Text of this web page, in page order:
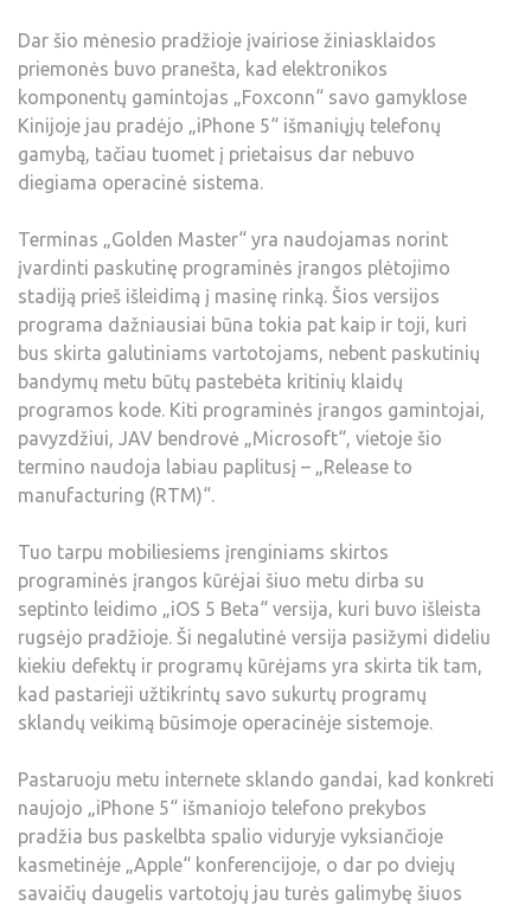
Dar šio mėnesio pradžioje įvairiose žiniasklaidos
priemonės buvo pranešta, kad elektronikos
komponentų gamintojas „Foxconn“ savo gamyklose
Kinijoje jau pradėjo „iPhone 5“ išmaniųjų telefonų
gamybą, tačiau tuomet į prietaisus dar nebuvo
diegiama operacinė sistema.
Terminas „Golden Master“ yra naudojamas norint
įvardinti paskutinę programinės įrangos plėtojimo
stadiją prieš išleidimą į masinę rinką. Šios versijos
programa dažniausiai būna tokia pat kaip ir toji, kuri
bus skirta galutiniams vartotojams, nebent paskutinių
bandymų metu būtų pastebėta kritinių klaidų
programos kode. Kiti programinės įrangos gamintojai,
pavyzdžiui, JAV bendrovė „Microsoft“, vietoje šio
termino naudoja labiau paplitusį – „Release to
manufacturing (RTM)“.
Tuo tarpu mobiliesiems įrenginiams skirtos
programinės įrangos kūrėjai šiuo metu dirba su
septinto leidimo „iOS 5 Beta“ versija, kuri buvo išleista
rugsėjo pradžioje. Ši negalutinė versija pasižymi dideliu
kiekiu defektų ir programų kūrėjams yra skirta tik tam,
kad pastarieji užtikrintų savo sukurtų programų
sklandų veikimą būsimoje operacinėje sistemoje.
Pastaruoju metu internete sklando gandai, kad konkreti
naujojo „iPhone 5“ išmaniojo telefono prekybos
pradžia bus paskelbta spalio viduryje vyksiančioje
kasmetinėje „Apple“ konferencijoje, o dar po dviejų
savaičių daugelis vartotojų jau turės galimybę šiuos